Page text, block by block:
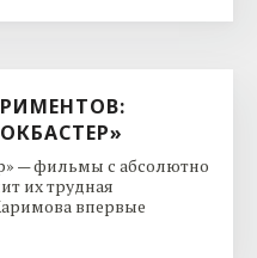
— фильмы с абсолютно
их трудная
впервые